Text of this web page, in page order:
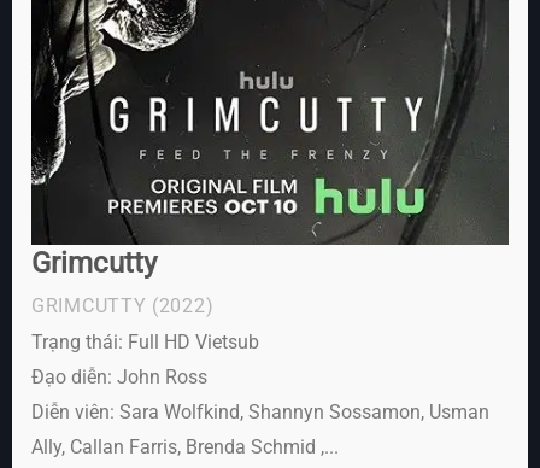
Grimcutty
GRIMCUTTY (2022)
Trạng thái: Full HD Vietsub
Đạo diễn: John Ross
Diễn viên: Sara Wolfkind, Shannyn Sossamon, Usman
Ally, Callan Farris, Brenda Schmid ,...